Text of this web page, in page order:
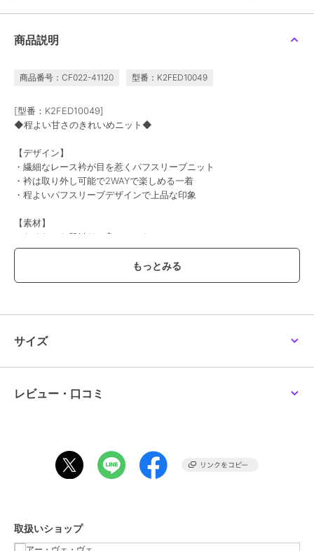
商品説明
商品番号：CF022-41120 型番：K2FED10049
[型番：K2FED10049]
◆程よい甘さのきれいめニット◆
【デザイン】
・繊細なレース衿が目を惹くパフスリーブニット
・衿は取り外し可能で2WAYで楽しめる一着
・程よいパフスリーブデザインで上品な印象
【素材】
・なめらかな肌触りの良いニット
・程よい肉感で体のラインを拾いにくく安心感も◎
【コーディネート】
パンツ・スカート問わず合わせやすく、
デニムでカジュアルに、フレアスカートで上品にまとめるのもおすす
--------------------
--------------------
光沢感：なし
生地の厚さ：普通
サイズ
レビュー・口コミ
取扱いショップ